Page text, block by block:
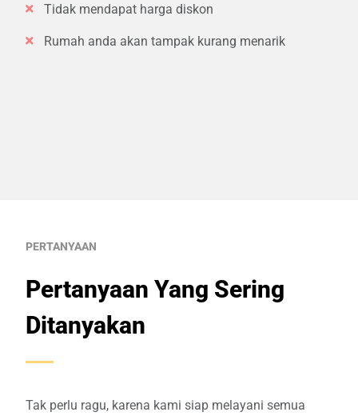
Tidak mendapat harga diskon
Rumah anda akan tampak kurang menarik
PERTANYAAN
Pertanyaan Yang Sering
Ditanyakan
Tak perlu ragu, karena kami siap melayani semua